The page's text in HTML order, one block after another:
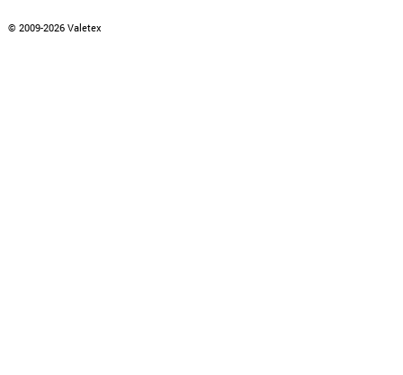
© 2009-2026 Valetex